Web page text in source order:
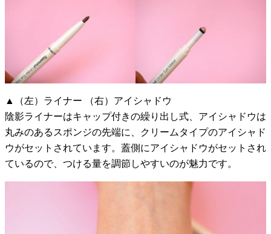
▲（左）ライナー （右）アイシャドウ
陰影ライナーはキャップ付きの繰り出し式、アイシャドウは
丸みのあるスポンジの先端に、クリームタイプのアイシャド
ウがセットされています。蓋側にアイシャドウがセットされ
ているので、つける量を調節しやすいのが魅力です。